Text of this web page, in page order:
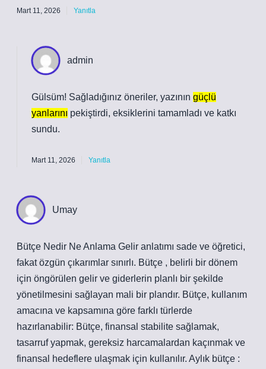
Mart 11, 2026 Yanıtla
admin
Gülsüm! Sağladığınız öneriler, yazının güçlü
yanlarını pekiştirdi, eksiklerini tamamladı ve katkı
sundu.
Mart 11, 2026 Yanıtla
Umay
Bütçe Nedir Ne Anlama Gelir anlatımı sade ve öğretici,
fakat özgün çıkarımlar sınırlı. Bütçe , belirli bir dönem
için öngörülen gelir ve giderlerin planlı bir şekilde
yönetilmesini sağlayan mali bir plandır. Bütçe, kullanım
amacına ve kapsamına göre farklı türlerde
hazırlanabilir: Bütçe, finansal stabilite sağlamak,
tasarruf yapmak, gereksiz harcamalardan kaçınmak ve
finansal hedeflere ulaşmak için kullanılır. Aylık bütçe :